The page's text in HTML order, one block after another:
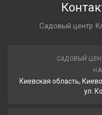
Садовый центр
САДОВЫЙ
Киевская область,
ул.